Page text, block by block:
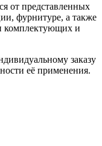
от представленных
фурнитуре, а также
комплектующих и
заказу
её применения.